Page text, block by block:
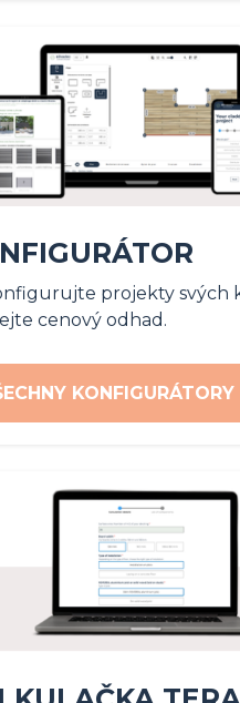
projekty svých
cenový odhad.
KONFIGURÁTORY